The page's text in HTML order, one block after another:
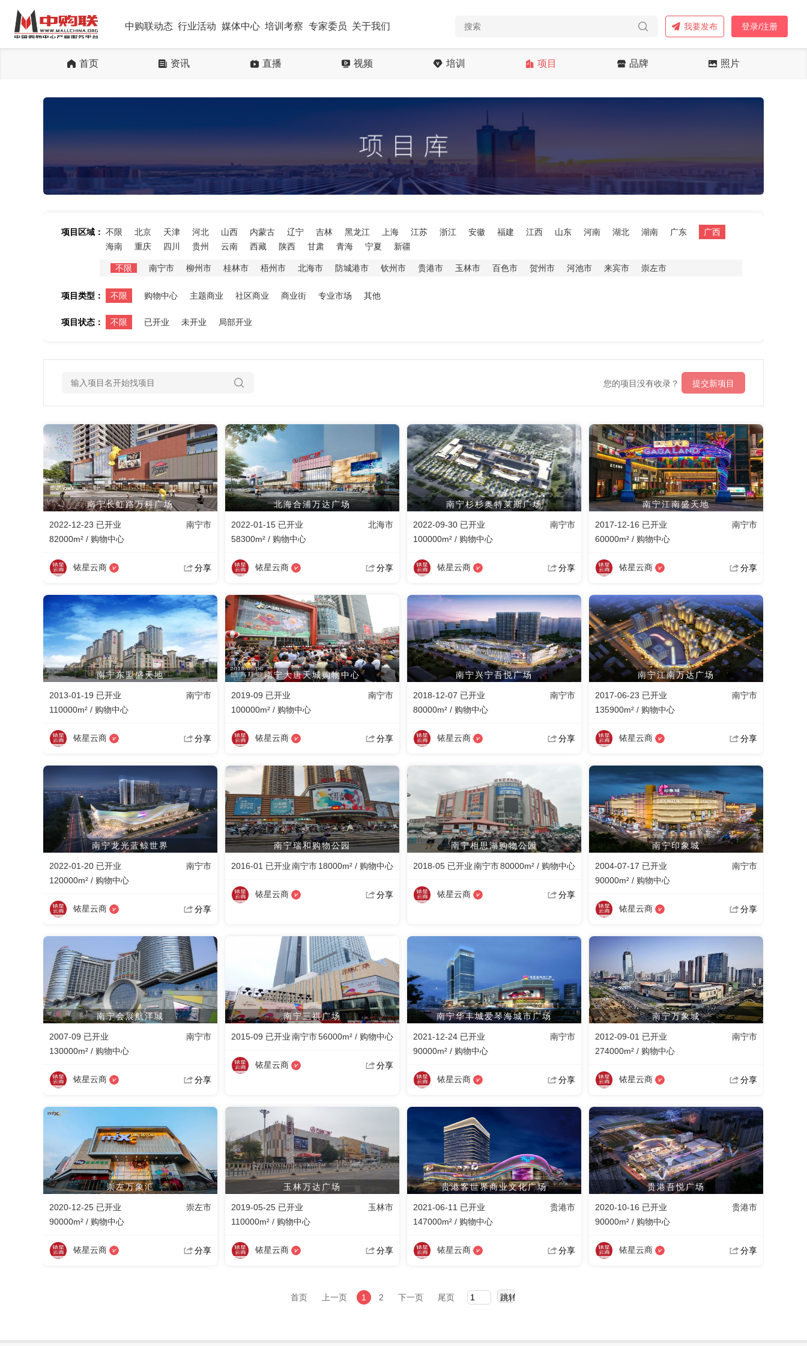
中购联动态 行业活动 媒体中心 培训考察 专家委员 关于我们 我要发布 登录/注册
首页 资讯 直播 视频 培训 项目 品牌 照片
项目区域： 不限 北京 天津 河北 山西 内蒙古 辽宁 吉林 黑龙江 上海 江苏 浙江 安徽 福建 江西 山东 河南 湖北 湖南 广东
广西
海南
重庆 四川 贵州 云南 西藏 陕西 甘肃 青海 宁夏 新疆
不限 南宁市 柳州市 桂林市 梧州市 北海市 防城港市 钦州市 贵港市 玉林市 百色市 贺州市 河池市 来宾市 崇左市
项目类型： 不限 购物中心 主题商业 社区商业 商业街 专业市场 其他
项目状态： 不限 已开业 未开业 局部开业
您的项目没有收录？ 提交新项目
南宁长虹路万科广场
2022-12-23 已开业
南宁市
82000m² / 购物中心
铱星云商 分享
北海合浦万达广场
2022-01-15 已开业
北海市
58300m² / 购物中心
铱星云商 分享
南宁杉杉奥特莱斯广场
2022-09-30 已开业
南宁市
100000m² / 购物中心
铱星云商 分享
南宁江南盛天地
2017-12-16 已开业
南宁市
60000m² / 购物中心
铱星云商 分享
南宁东盟盛天地
2013-01-19 已开业
南宁市
110000m² / 购物中心
铱星云商 分享
南宁大唐天城购物中心
2019-09 已开业
南宁市
100000m² / 购物中心
铱星云商 分享
南宁兴宁吾悦广场
2018-12-07 已开业
南宁市
80000m² / 购物中心
铱星云商 分享
南宁江南万达广场
2017-06-23 已开业
南宁市
135900m² / 购物中心
铱星云商 分享
南宁龙光蓝鲸世界
2022-01-20 已开业
南宁市
120000m² / 购物中心
铱星云商 分享
南宁瑞和购物公园
2016-01 已开业南宁市18000m² / 购物中心
铱星云商 分享
南宁相思湖购物公园
2018-05 已开业南宁市80000m² / 购物中心
铱星云商 分享
南宁印象城
2004-07-17 已开业
南宁市
90000m² / 购物中心
铱星云商 分享
南宁会展航洋城
2007-09 已开业
南宁市
130000m² / 购物中心
铱星云商 分享
南宁三祺广场
2015-09 已开业南宁市56000m² / 购物中心
铱星云商 分享
南宁华丰城爱琴海城市广场
2021-12-24 已开业
南宁市
90000m² / 购物中心
铱星云商 分享
南宁万象城
2012-09-01 已开业
南宁市
274000m² / 购物中心
铱星云商 分享
崇左万象汇
2020-12-25 已开业
崇左市
90000m² / 购物中心
铱星云商 分享
玉林万达广场
2019-05-25 已开业
玉林市
110000m² / 购物中心
铱星云商 分享
贵港客世界商业文化广场
2021-06-11 已开业
贵港市
147000m² / 购物中心
铱星云商 分享
贵港吾悦广场
2020-10-16 已开业
贵港市
90000m² / 购物中心
铱星云商 分享
首页 上一页 1 2 下一页 尾页